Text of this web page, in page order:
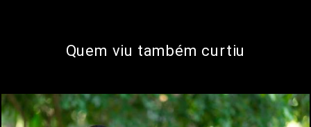
Quem viu também curtiu